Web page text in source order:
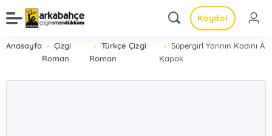
Kaydol
Anasayfa
Çizgi
Roman
Türkçe Çizgi
Roman
Süpergırl Yarının Kadını A
Kapak